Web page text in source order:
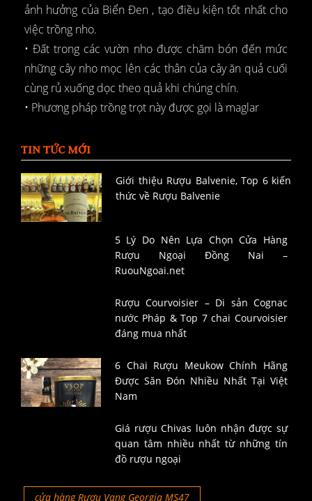
ảnh hưởng của Biển Đen , tạo điều kiện tốt nhất cho
việc trồng nho.
• Đất trong các vườn nho được chăm bón đến mức
những cây nho mọc lên các thân của cây ăn quả cuối
cùng rủ xuống dọc theo quả khi chúng chín.
• Phương pháp trồng trọt này được gọi là maglar
TIN TỨC MỚI
Giới thiệu Rượu Balvenie, Top 6 kiến
thức về Rượu Balvenie
5 Lý Do Nên Lựa Chọn Cửa Hàng
Rượu Ngoại Đồng Nai –
RuouNgoai.net
Rượu Courvoisier – Di sản Cognac
nước Pháp & Top 7 chai Courvoisier
đáng mua nhất
6 Chai Rượu Meukow Chính Hãng
Được Săn Đón Nhiều Nhất Tại Việt
Nam
Giá rượu Chivas luôn nhận được sự
quan tâm nhiều nhất từ những tín
đồ rượu ngoại
cửa hàng Rượu Vang Georgia MS47